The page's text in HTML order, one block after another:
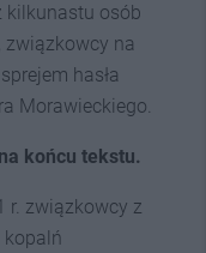
kilkunastu osób
związkowcy na
hasła
Morawieckiego.
końcu tekstu.
r. związkowcy z
kopalń